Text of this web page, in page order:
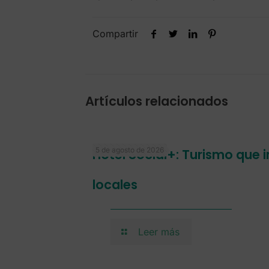
Compartir
Artículos relacionados
5 de agosto de 2026
Hotel Social+: Turismo que
locales
Leer más